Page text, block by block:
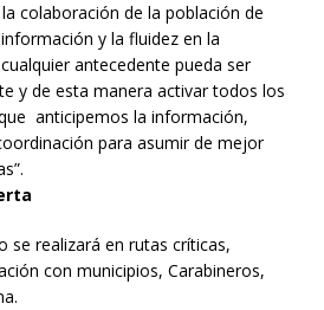
colaboración de la población de
y la fluidez en la
antecedente pueda ser
y de esta manera activar todos los
anticipemos la información,
para asumir de mejor
se realizará en rutas críticas,
con municipios, Carabineros,